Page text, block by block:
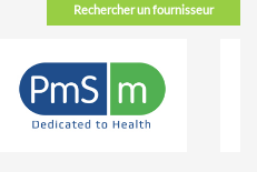
Rechercher un fournisseur